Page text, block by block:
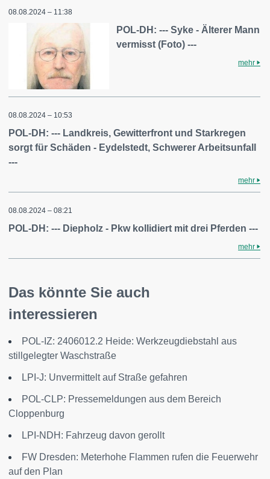
08.08.2024 – 11:38
POL-DH: --- Syke - Älterer Mann
vermisst (Foto) ---
mehr
08.08.2024 – 10:53
POL-DH: --- Landkreis, Gewitterfront und Starkregen
sorgt für Schäden - Eydelstedt, Schwerer Arbeitsunfall
---
mehr
08.08.2024 – 08:21
POL-DH: --- Diepholz - Pkw kollidiert mit drei Pferden ---
mehr
Das könnte Sie auch
interessieren
POL-IZ: 2406012.2 Heide: Werkzeugdiebstahl aus
stillgelegter Waschstraße
LPI-J: Unvermittelt auf Straße gefahren
POL-CLP: Pressemeldungen aus dem Bereich
Cloppenburg
LPI-NDH: Fahrzeug davon gerollt
FW Dresden: Meterhohe Flammen rufen die Feuerwehr
auf den Plan